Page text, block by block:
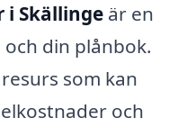
i Skällinge är en
din plånbok.
som kan
och